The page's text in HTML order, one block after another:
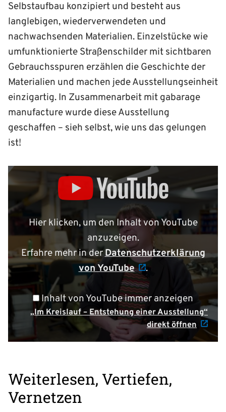
Selbstaufbau konzipiert und besteht aus
langlebigen, wiederverwendeten und
nachwachsenden Materialien. Einzelstücke wie
umfunktionierte Straßenschilder mit sichtbaren
Gebrauchsspuren erzählen die Geschichte der
Materialien und machen jede Ausstellungseinheit
einzigartig. In Zusammenarbeit mit gabarage
manufacture wurde diese Ausstellung
geschaffen – sieh selbst, wie uns das gelungen
ist!
„Im
Kreislauf
Entstehung
einer
Ausstellung“
von
YouTube
anzeigen
Hier klicken, um den Inhalt von YouTube
anzuzeigen.
Erfahre mehr in derDatenschutzerklärung
von YouTube
.
Inhalt von YouTube immer anzeigen
„Im Kreislauf – Entstehung einer Ausstellung“
direkt öffnen
Weiterlesen, Vertiefen,
Vernetzen